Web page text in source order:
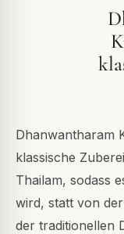
Dhanwantharam
klassische
Thailam, sodass
wird, statt von
der traditionellen